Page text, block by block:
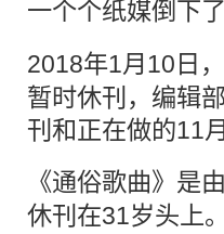
一个个纸媒倒下了
2018年1月10日
暂时休刊，编辑
刊和正在做的11
《通俗歌曲》是
休刊在31岁头上